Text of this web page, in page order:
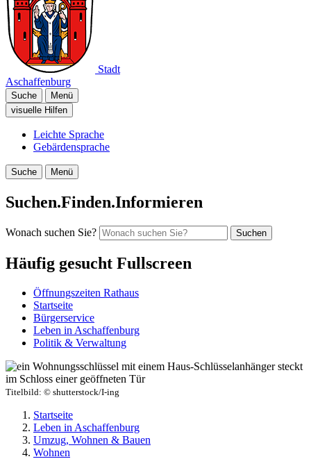
Stadt
Aschaffenburg
Suche
Menü
visuelle Hilfen
Leichte Sprache
Gebärdensprache
Suche Menü
Suchen.Finden.Informieren
Wonach suchen Sie? Suchen
Häufig gesucht Fullscreen
Öffnungszeiten Rathaus
Startseite
Bürgerservice
Leben in Aschaffenburg
Politik & Verwaltung
Titelbild: © shutterstock/I-ing
Startseite
Leben in Aschaffenburg
Umzug, Wohnen & Bauen
Wohnen